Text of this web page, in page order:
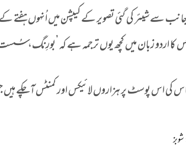
جانب سے شیئر کی گئی تصویر کے کیپشن میں اُنہوں
اردو زبان میں کچھ یوں ترجمہ ہے کہ ’بورِنگ،
کی اس پوسٹ پر ہزاروں لائیکس اور کمنٹس آ چکے
شوبز